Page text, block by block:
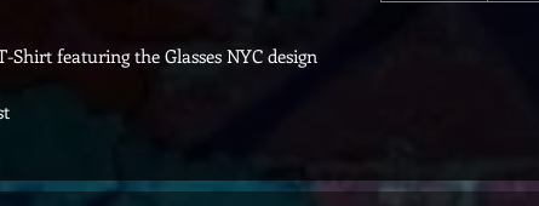
featuring the Glasses NYC design